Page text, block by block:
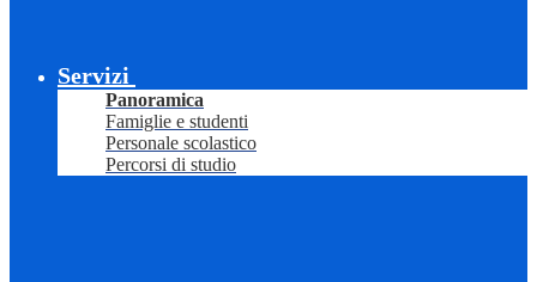
Servizi
Panoramica
Famiglie e studenti
Personale scolastico
Percorsi di studio